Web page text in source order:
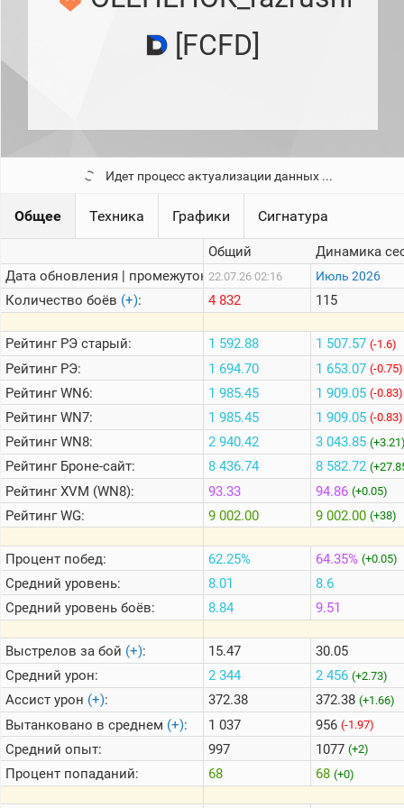
прошлый
месяц)
игроков
последние
1000
стримеров
Онлайн
Цветовая
шкала
Теlegram
ВК
Портал
Мира
[FCFD]
Идет процесс актуализации данных ...
Общее Техника Графики Сигнатура
Дата обновления | промежуток:
Количество боёв (+):
РейтингРЭ старый:
РейтингРЭ:
РейтингWN6:
РейтингWN7:
РейтингWN8:
РейтингБроне-сайт:
РейтингXVM (WN8):
РейтингWG:
Процент побед:
Средний уровень:
Средний уровень боёв:
Выстрелов за бой (+):
Средний урон:
Ассист урон (+):
Вытанковано в среднем (+):
Средний опыт:
Процент попаданий:
Общий
22.07.26 02:16
4 832
1 592.88
1 694.70
1 985.45
1 985.45
2 940.42
8 436.74
93.33
9 002.00
62.25%
8.01
8.84
15.47
2 344
372.38
1 037
997
68
Динамика
Июль 2026
115
1 507.57 (-1.6)
1 653.07 (-0.75)
1 909.05 (-0.83)
1 909.05 (-0.83)
3 043.85
8 582.72
94.86 (+0.05)
9 002.00 (+38)
64.35% (+0.05)
8.6
9.51
30.05
2 456 (+2.73)
372.38 (+1.66)
956 (-1.97)
1077 (+2)
68 (+0)